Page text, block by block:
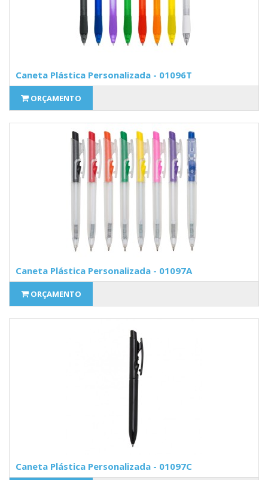
Caneta Plástica Personalizada - 01096T
ORÇAMENTO
Caneta Plástica Personalizada - 01097A
ORÇAMENTO
Caneta Plástica Personalizada - 01097C